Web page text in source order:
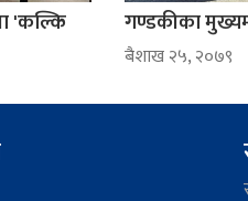
'कल्कि
गण्डकीका
ब‌ैशाख २५, २०७९